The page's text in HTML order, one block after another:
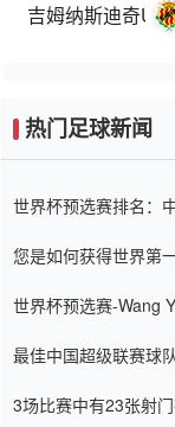
吉姆纳斯迪奇U19
热门足球新闻
世界杯预选赛排名：
您是如何获得世界第
世界杯预选赛-Wang
最佳中国超级联赛球
3场比赛中有23张射